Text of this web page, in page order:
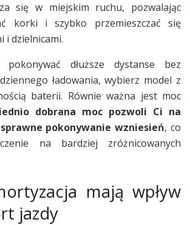
się w miejskim ruchu, pozwalając
korki i szybko przemieszczać się
i dzielnicami.
pokonywać dłuższe dystanse bez
ładowania, wybierz model z
baterii. Równie ważna jest moc
dobrana moc pozwoli Ci na
pokonywanie wzniesień, co
na bardziej zróżnicowanych
mają wpływ
jazdy